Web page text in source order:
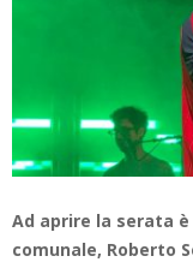
Ad aprire la serata
comunale, Roberto